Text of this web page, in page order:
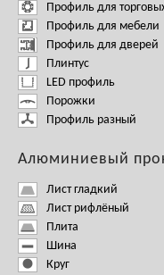
Профиль для
Профиль для мебели
Профиль для дверей
Плинтус
LED профиль
Порожки
Профиль разный
Алюминиевый
Лист гладкий
Лист рифлёный
Плита
Шина
Круг